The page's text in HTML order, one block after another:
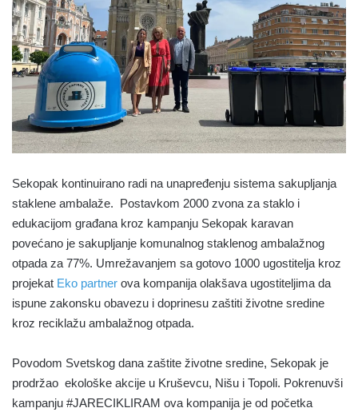
Sekopak kontinuirano radi na unapređenju sistema sakupljanja
staklene ambalaže. Postavkom 2000 zvona za staklo i
edukacijom građana kroz kampanju Sekopak karavan
povećano je sakupljanje komunalnog staklenog ambalažnog
otpada za 77%. Umrežavanjem sa gotovo 1000 ugostitelja kroz
projekat Eko partner ova kompanija olakšava ugostiteljima da
ispune zakonsku obavezu i doprinesu zaštiti životne sredine
kroz reciklažu ambalažnog otpada.
Povodom Svetskog dana zaštite životne sredine, Sekopak je
prodržao ekološke akcije u Kruševcu, Nišu i Topoli. Pokrenuvši
kampanju #JARECIKLIRAM ova kompanija je od početka